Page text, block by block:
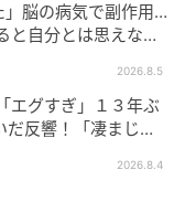
」脳の病気で副作用…
と自分とは思えなか
2026.8.5
エグすぎ」１３年ぶ
だ反響！「凄まじく
2026.8.4